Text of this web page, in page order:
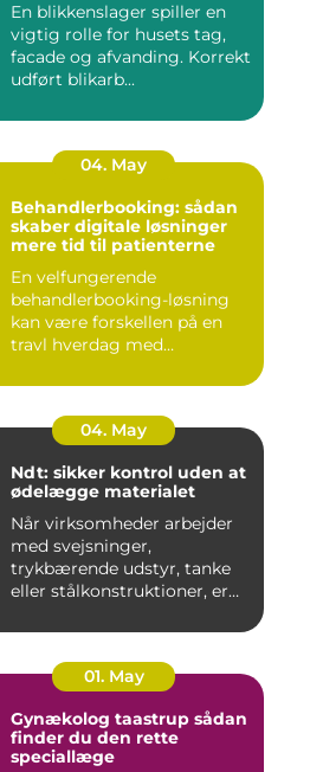
En blikkenslager spiller en
vigtig rolle for husets tag,
facade og afvanding. Korrekt
udført blikarb...
04. May
Behandlerbooking: sådan
skaber digitale løsninger
mere tid til patienterne
En velfungerende
behandlerbooking-løsning
kan være forskellen på en
travl hverdag med
04. May
Ndt: sikker kontrol uden at
ødelægge materialet
Når virksomheder arbejder
med svejsninger,
trykbærende udstyr, tanke
eller stålkonstruktioner, er
01. May
Gynækolog taastrup sådan
finder du den rette
speciallæge